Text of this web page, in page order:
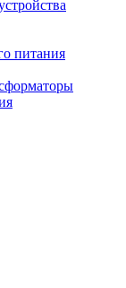
питания